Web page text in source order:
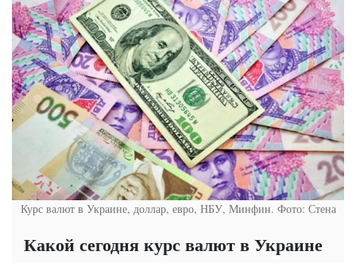
Курс валют в Украине, доллар, евро, НБУ, Минфин. Фото: Стена
Какой сегодня курс валют в Украине